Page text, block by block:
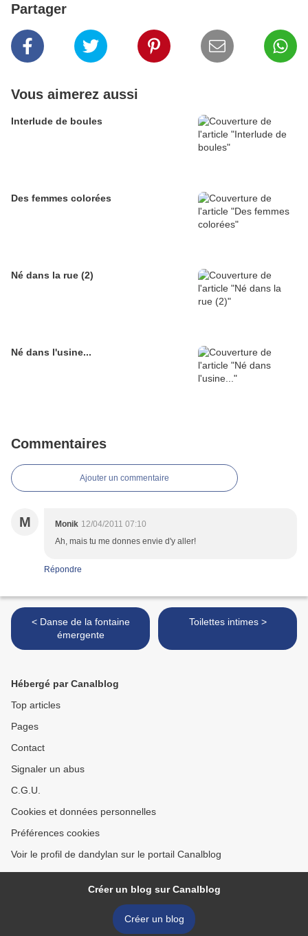
Partager
Vous aimerez aussi
Interlude de boules
Des femmes colorées
Né dans la rue (2)
Né dans l'usine...
Commentaires
Ajouter un commentaire
M Monik 12/04/2011 07:10
Ah, mais tu me donnes envie d'y aller!
Répondre
< Danse de la fontaine
émergente
Toilettes intimes >
Hébergé par Canalblog
Top articles
Pages
Contact
Signaler un abus
C.G.U.
Cookies et données personnelles
Préférences cookies
Voir le profil de dandylan sur le portail Canalblog
Créer un blog sur Canalblog
Créer un blog